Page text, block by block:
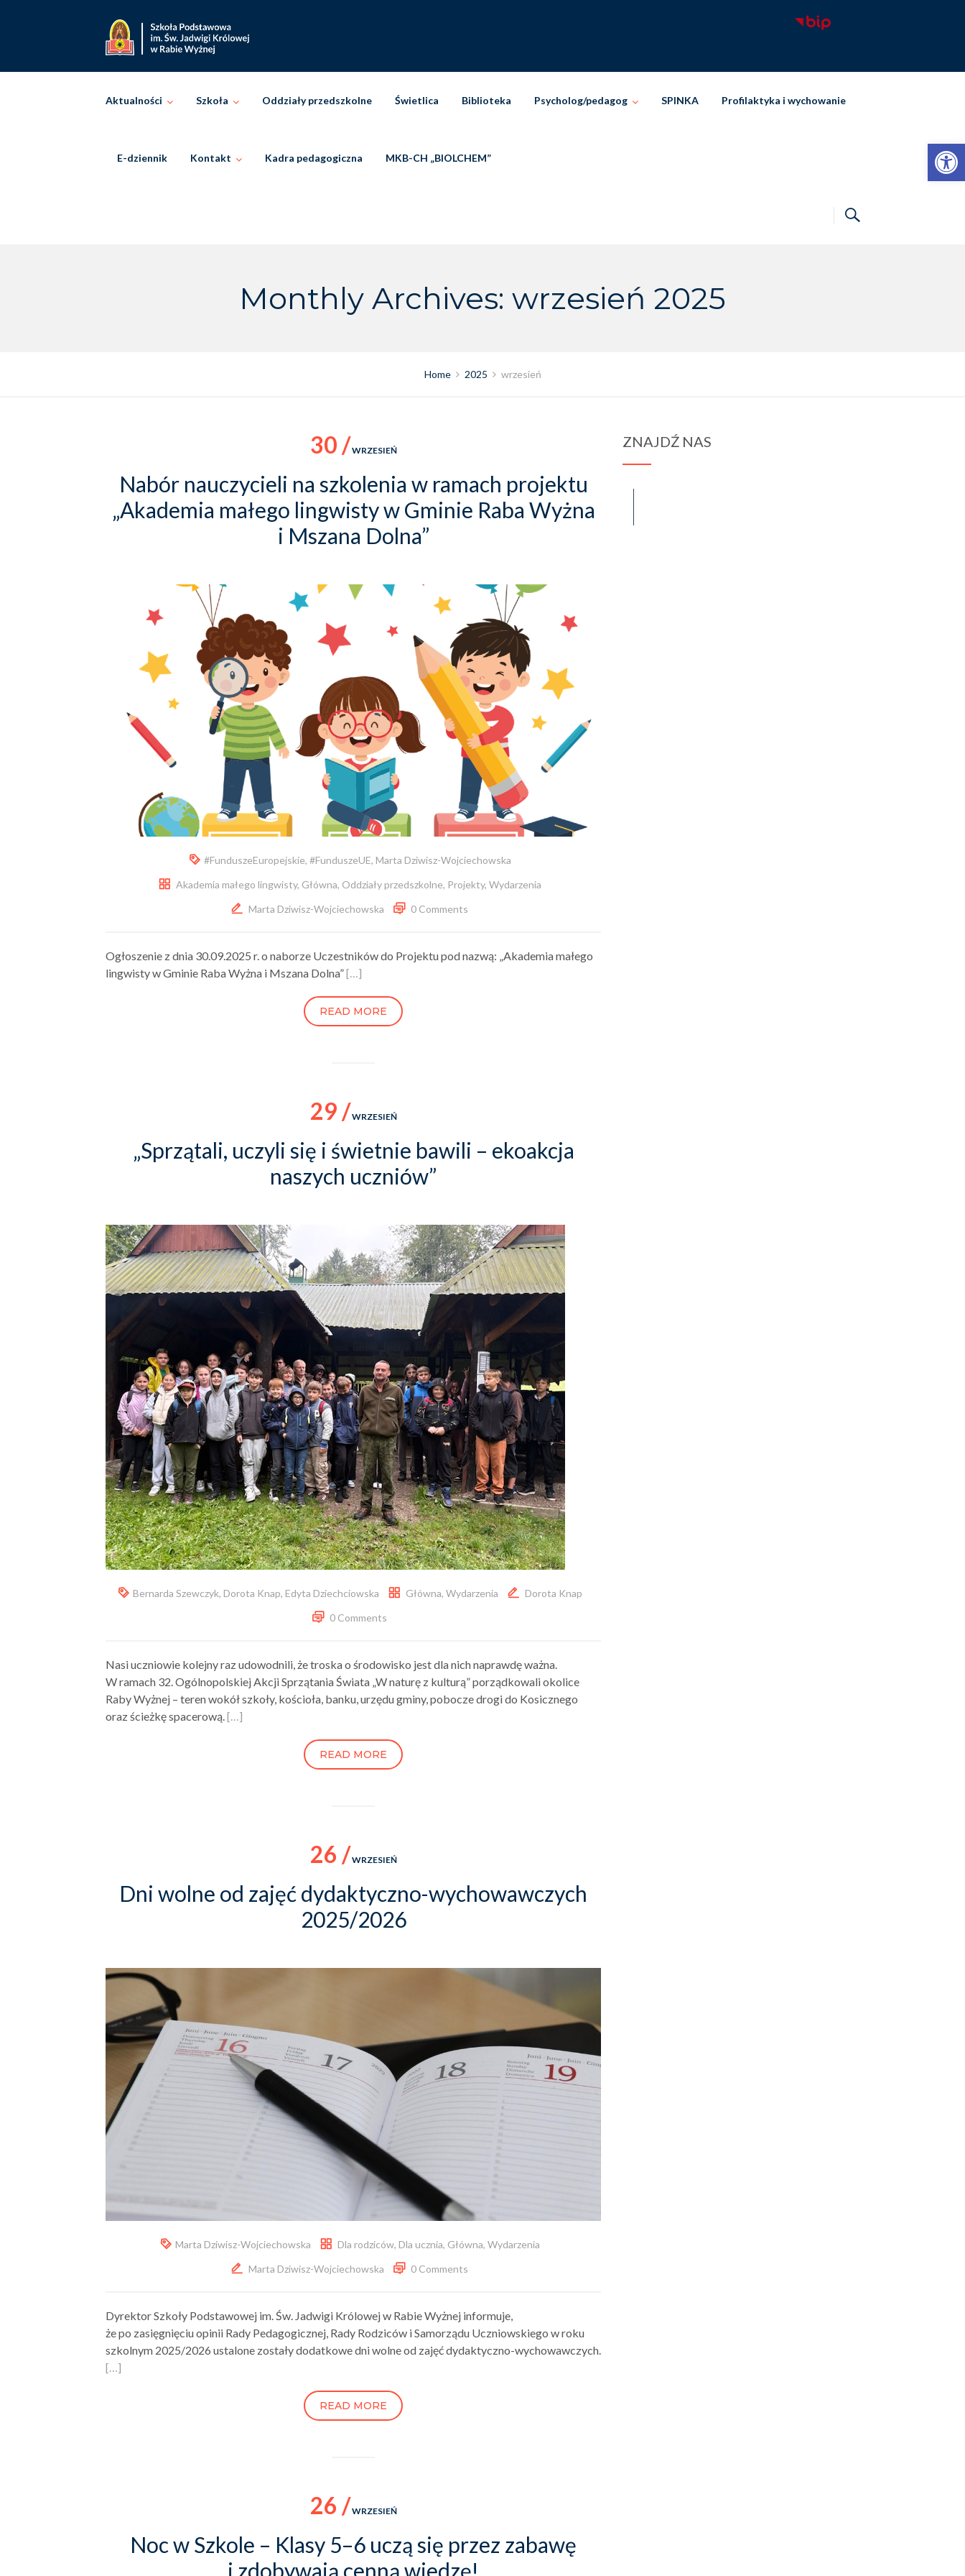
Otwórz pasek narzędzi
Aktualności Szkoła Oddziały przedszkolne Świetlica Biblioteka Psycholog/pedagog SPINKA Profilaktyka i wychowanie
E-dziennik Kontakt Kadra pedagogiczna MKB-CH „BIOLCHEM”
Monthly Archives: wrzesień 2025
Home 2025 wrzesień
30 /WRZESIEŃ
Nabór nauczycieli na szkolenia w ramach projektu
„Akademia małego lingwisty w Gminie Raba Wyżna
i Mszana Dolna”
#FunduszeEuropejskie, #FunduszeUE, Marta Dziwisz-Wojciechowska
Akademia małego lingwisty, Główna, Oddziały przedszkolne, Projekty, Wydarzenia
Marta Dziwisz-Wojciechowska
0 Comments
Ogłoszenie z dnia 30.09.2025 r. o naborze Uczestników do Projektu pod nazwą: „Akademia małego
lingwisty w Gminie Raba Wyżna i Mszana Dolna”[…]
READ MORE
29 /WRZESIEŃ
„Sprzątali, uczyli się i świetnie bawili – ekoakcja
naszych uczniów”
Bernarda Szewczyk, Dorota Knap, Edyta Dziechciowska Główna, Wydarzenia
Dorota Knap
0 Comments
Nasi uczniowie kolejny raz udowodnili, że troska o środowisko jest dla nich naprawdę ważna.
W ramach 32. Ogólnopolskiej Akcji Sprzątania Świata „W naturę z kulturą” porządkowali okolice
Raby Wyżnej – teren wokół szkoły, kościoła, banku, urzędu gminy, pobocze drogi do Kosicznego
oraz ścieżkę spacerową.[…]
READ MORE
26 /WRZESIEŃ
Dni wolne od zajęć dydaktyczno-wychowawczych
2025/2026
Marta Dziwisz-Wojciechowska Dla rodziców, Dla ucznia, Główna, Wydarzenia
Marta Dziwisz-Wojciechowska
0 Comments
Dyrektor Szkoły Podstawowej im. Św. Jadwigi Królowej w Rabie Wyżnej informuje,
że po zasięgnięciu opinii Rady Pedagogicznej, Rady Rodziców i Samorządu Uczniowskiego w roku
szkolnym 2025/2026 ustalone zostały dodatkowe dni wolne od zajęć dydaktyczno-wychowawczych.
[…]
READ MORE
26 /WRZESIEŃ
Noc w Szkole – Klasy 5–6 uczą się przez zabawę
i zdobywają cenną wiedzę!
ZNAJDŹ NAS